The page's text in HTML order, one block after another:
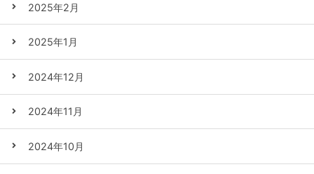
2025年2月
2025年1月
2024年12月
2024年11月
2024年10月